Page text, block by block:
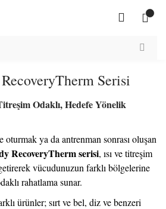
Serisi
Odaklı, Hedefe Yönelik
ya da antrenman sonrası oluşan
RecoveryTherm serisi, ısı ve titreşim
vücudunuzun farklı bölgelerine
rahatlama sunar.
ürünler; sırt ve bel, diz ve benzeri